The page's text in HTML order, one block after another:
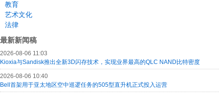
教育
艺术文化
法律
最新新闻稿
2026-08-06 11:03
Kioxia与Sandisk推出全新3D闪存技术，实现业界最高的QLC NAND比特密度
2026-08-06 10:40
Bell首架用于亚太地区空中巡逻任务的505型直升机正式投入运营